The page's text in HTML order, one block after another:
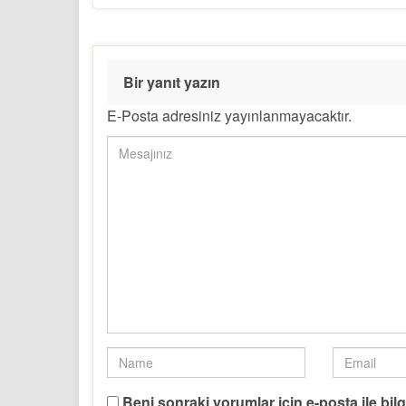
Bir yanıt yazın
E-Posta adresiniz yayınlanmayacaktır.
Beni sonraki yorumlar için e-posta ile